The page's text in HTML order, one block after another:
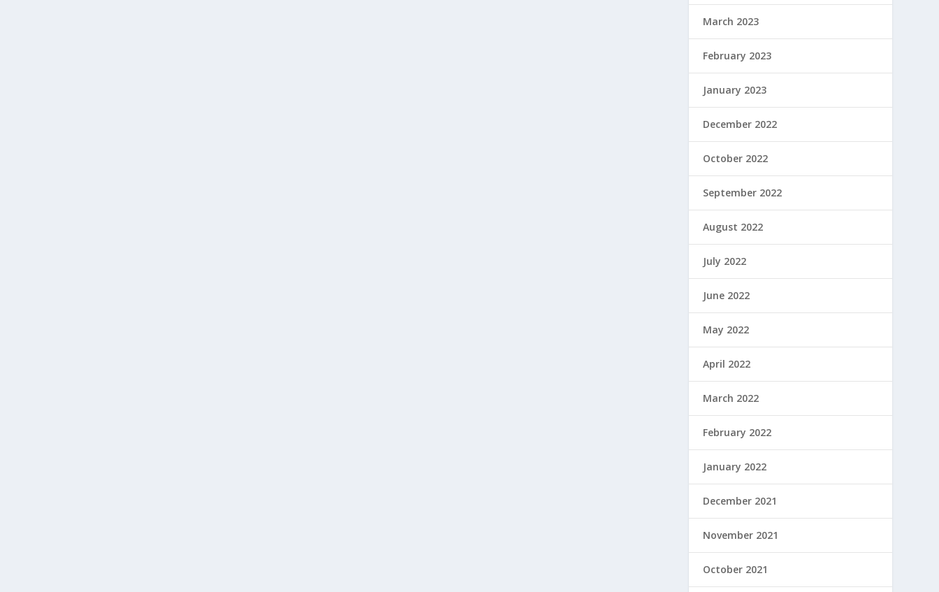
March 2023
February 2023
January 2023
December 2022
October 2022
September 2022
August 2022
July 2022
June 2022
May 2022
April 2022
March 2022
February 2022
January 2022
December 2021
November 2021
October 2021